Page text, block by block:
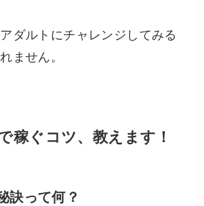
ダルトにチャレンジしてみる
ません。
稼ぐコツ、教えます！
訣って何？